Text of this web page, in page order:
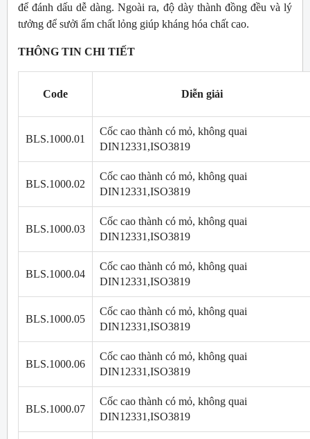
để đánh dấu dễ dàng. Ngoài ra, độ dày thành đồng đều và lý
tưởng để sưởi ấm chất lỏng giúp kháng hóa chất cao.
THÔNG TIN CHI TIẾT
Code Diễn giải
BLS.1000.01
Cốc cao thành có mỏ, không quai
DIN12331,ISO3819
BLS.1000.02
Cốc cao thành có mỏ, không quai
DIN12331,ISO3819
BLS.1000.03
Cốc cao thành có mỏ, không quai
DIN12331,ISO3819
BLS.1000.04
Cốc cao thành có mỏ, không quai
DIN12331,ISO3819
BLS.1000.05
Cốc cao thành có mỏ, không quai
DIN12331,ISO3819
BLS.1000.06
Cốc cao thành có mỏ, không quai
DIN12331,ISO3819
BLS.1000.07
Cốc cao thành có mỏ, không quai
DIN12331,ISO3819